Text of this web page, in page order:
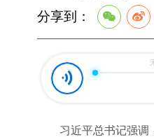
分享到：
习近平总书记强调